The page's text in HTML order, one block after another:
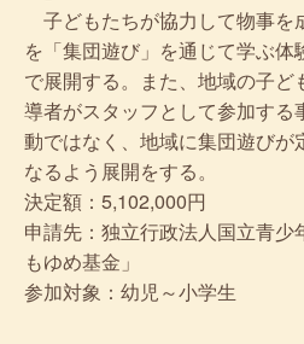
子どもたちが協力して物事を
を「集団遊び」を通じて学ぶ
で展開する。また、地域の子ど
導者がスタッフとして参加する
動ではなく、地域に集団遊びが
なるよう展開をする。
決定額：5,102,000円
申請先：独立行政法人国立青
もゆめ基金」
参加対象：幼児～小学生